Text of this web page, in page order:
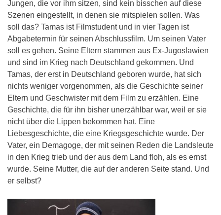
Jungen, die vor ihm sitzen, sind kein bisschen auf diese
Szenen eingestellt, in denen sie mitspielen sollen. Was
soll das? Tamas ist Filmstudent und in vier Tagen ist
Abgabetermin für seinen Abschlussfilm. Um seinen Vater
soll es gehen. Seine Eltern stammen aus Ex-Jugoslawien
und sind im Krieg nach Deutschland gekommen. Und
Tamas, der erst in Deutschland geboren wurde, hat sich
nichts weniger vorgenommen, als die Geschichte seiner
Eltern und Geschwister mit dem Film zu erzählen. Eine
Geschichte, die für ihn bisher unerzählbar war, weil er sie
nicht über die Lippen bekommen hat. Eine
Liebesgeschichte, die eine Kriegsgeschichte wurde. Der
Vater, ein Demagoge, der mit seinen Reden die Landsleute
in den Krieg trieb und der aus dem Land floh, als es ernst
wurde. Seine Mutter, die auf der anderen Seite stand. Und
er selbst?